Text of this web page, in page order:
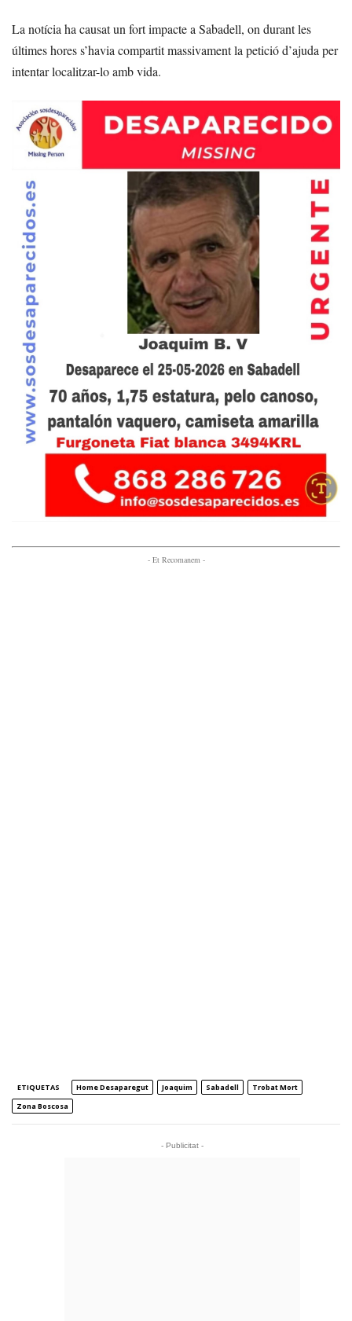
La notícia ha causat un fort impacte a Sabadell, on durant les
últimes hores s’havia compartit massivament la petició d’ajuda per
intentar localitzar-lo amb vida.
- Et Recomanem -
ETIQUETAS Home Desaparegut Joaquim Sabadell
Trobat Mort
Zona Boscosa
- Publicitat -